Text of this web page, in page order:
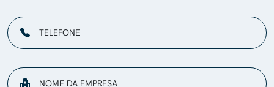
TELEFONE
NOME DA EMPRESA